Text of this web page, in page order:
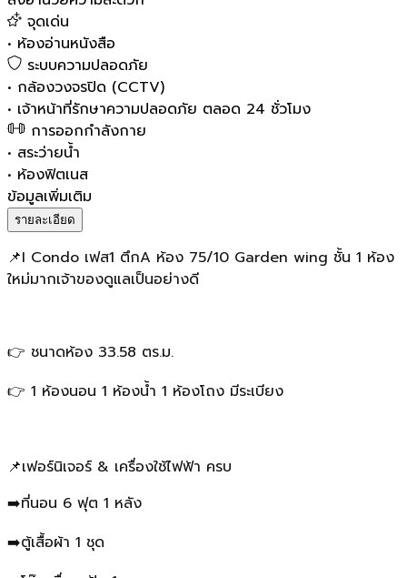
จุดเด่น
• ห้องอ่านหนังสือ
ระบบความปลอดภัย
• กล้องวงจรปิด (CCTV)
• เจ้าหน้าที่รักษาความปลอดภัย ตลอด 24 ชั่วโมง
การออกกำลังกาย
• สระว่ายน้ำ
• ห้องฟิตเนส
ข้อมูลเพิ่มเติม
รายละเอียด
📌I Condo เฟส1 ตึกA ห้อง 75/10 Garden wing ชั้น 1 ห้อง
ใหม่มากเจ้าของดูแลเป็นอย่างดี
👉 ชนาดห้อง 33.58 ตร.ม.
👉 1 ห้องนอน 1 ห้องน้ำ 1 ห้องโถง มีระเบียง
📌เฟอร์นิเจอร์ & เครื่องใช้ไฟฟ้า ครบ
➡️ที่นอน 6 ฟุต 1 หลัง
➡️ตู้เสื้อผ้า 1 ชุด